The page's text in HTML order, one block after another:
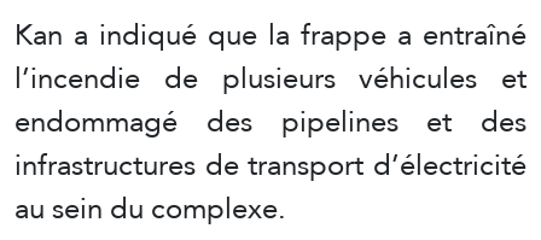
Kan a indiqué que la frappe a entraîné
l’incendie de plusieurs véhicules et
endommagé des pipelines et des
infrastructures de transport d’électricité
au sein du complexe.